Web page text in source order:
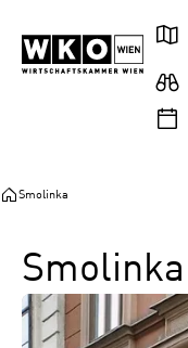
Inhalt
springen
Hauptnavigation
springen
Footer
springen
Smolinka
Smolinka